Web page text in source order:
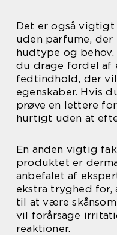
Det er også
uden parfume,
hudtype og
du drage fordel af
fedtindhold, der
egenskaber. Hvis
prøve en lettere
hurtigt uden at
En anden vigtig
produktet er
anbefalet af
ekstra tryghed
til at være
vil forårsage
reaktioner.